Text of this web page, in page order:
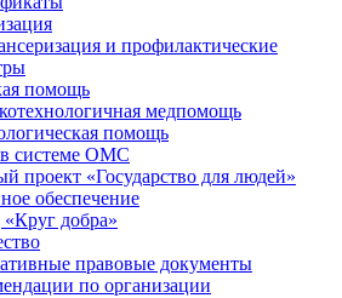
и профилактические
помощь
медпомощь
помощь
системе ОМС
проект «Государство для людей»
обеспечение
добра»
правовые документы
по организации